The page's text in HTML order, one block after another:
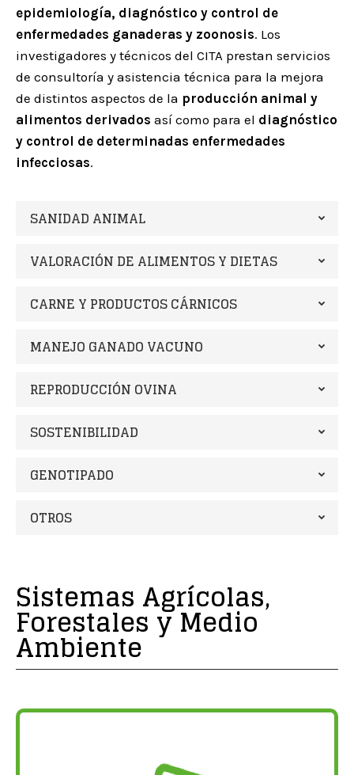
epidemiología, diagnóstico y control de
enfermedades ganaderas y zoonosis. Los
investigadores y técnicos del CITA prestan servicios
de consultoría y asistencia técnica para la mejora
de distintos aspectos de la producción animal y
alimentos derivados así como para el diagnóstico
y control de determinadas enfermedades
infecciosas.
SANIDAD ANIMAL
VALORACIÓN DE ALIMENTOS Y DIETAS
CARNE Y PRODUCTOS CÁRNICOS
MANEJO GANADO VACUNO
REPRODUCCIÓN OVINA
SOSTENIBILIDAD
GENOTIPADO
OTROS
Sistemas Agrícolas,
Forestales y Medio
Ambiente